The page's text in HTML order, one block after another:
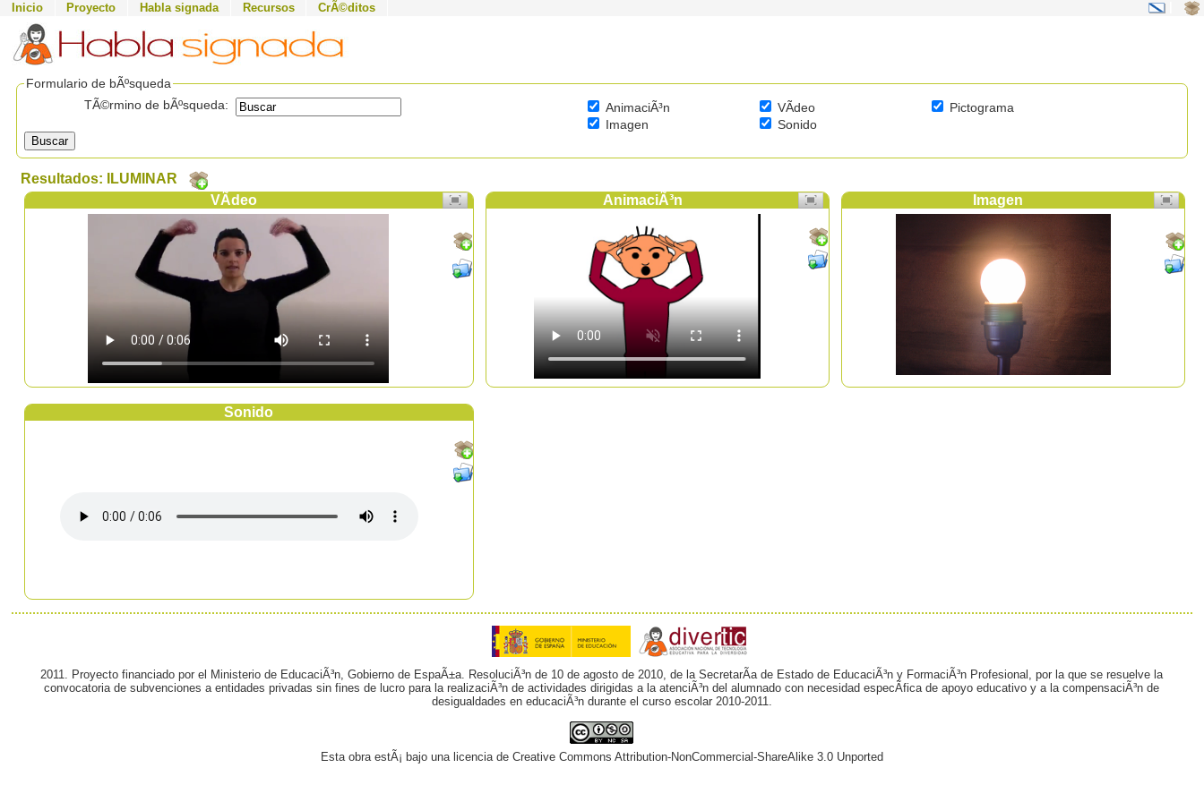
Inicio Proyecto Habla signada Recursos CrÃ©ditos
Formulario de bÃºsqueda
TÃ©rmino de bÃºsqueda:
AnimaciÃ³n VÃ­deo
Pictograma
Imagen
Sonido
Buscar
Resultados: ILUMINAR
VÃ­deo
AnimaciÃ³n Imagen
Sonido
2011. Proyecto financiado por el Ministerio de EducaciÃ³n, Gobierno de EspaÃ±a. ResoluciÃ³n de 10 de agosto de 2010, de la SecretarÃ­a de Estado de EducaciÃ³n y FormaciÃ³n Profesional, por la que se resuelve la
convocatoria de subvenciones a entidades privadas sin fines de lucro para la realizaciÃ³n de actividades dirigidas a la atenciÃ³n del alumnado con necesidad especÃ­fica de apoyo educativo y a la compensaciÃ³n de
desigualdades en educaciÃ³n durante el curso escolar 2010-2011.
Esta obra estÃ¡ bajo una licencia de Creative Commons Attribution-NonCommercial-ShareAlike 3.0 Unported